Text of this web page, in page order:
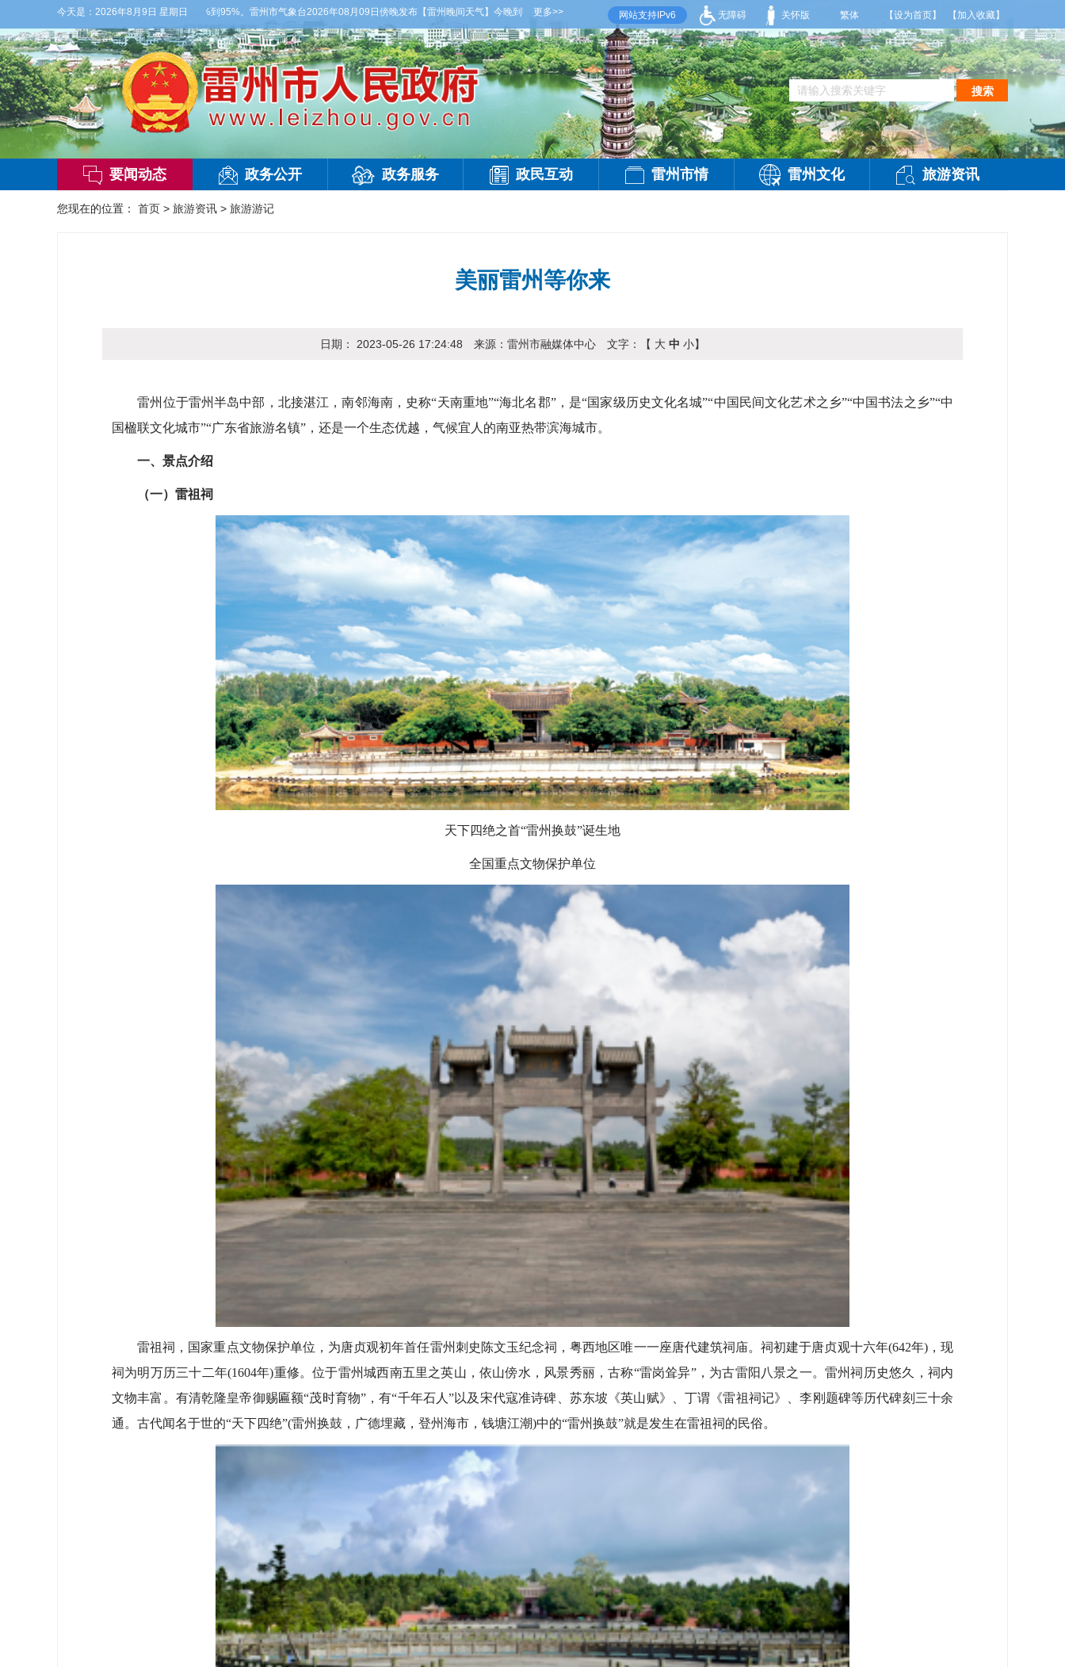
今天是： 2026年8月9日 星期日
风3级，气温27到36度，相对湿度55%到95%。雷州市气象台2026年08月09日傍晚发布【雷州晚间天气】今晚到明天白天，多云间晴，有雷阵雨，偏西风3级，气温27到36度，相对湿度55%到95%。雷州市气象台2026年08月09日傍晚发布
更多>> 网站支持IPv6 无障碍 关怀版 繁体 【设为首页】 【加入收藏】
搜索
要闻动态 政务公开 政务服务 政民互动 雷州市情 雷州文化 旅游资讯
您现在的位置： 首页 > 旅游资讯 > 旅游游记
美丽雷州等你来
日期： 2023-05-26 17:24:48 来源： 雷州市融媒体中心 文字：【 大 中 小】
雷州位于雷州半岛中部，北接湛江，南邻海南，史称“天南重地”“海北名郡”，是“国家级历史文化名城”“中国民间文化艺术之乡”“中国书法之乡”“中
国楹联文化城市”“广东省旅游名镇”，还是一个生态优越，气候宜人的南亚热带滨海城市。
一、景点介绍
（一）雷祖祠
天下四绝之首“雷州换鼓”诞生地
全国重点文物保护单位
雷祖祠，国家重点文物保护单位，为唐贞观初年首任雷州刺史陈文玉纪念祠，粤西地区唯一一座唐代建筑祠庙。祠初建于唐贞观十六年(642年)，现
祠为明万历三十二年(1604年)重修。位于雷州城西南五里之英山，依山傍水，风景秀丽，古称“雷岗耸异”，为古雷阳八景之一。雷州祠历史悠久，祠内
文物丰富。有清乾隆皇帝御赐匾额“茂时育物”，有“千年石人”以及宋代寇准诗碑、苏东坡《英山赋》、丁谓《雷祖祠记》、李刚题碑等历代碑刻三十余
通。古代闻名于世的“天下四绝”(雷州换鼓，广德埋藏，登州海市，钱塘江潮)中的“雷州换鼓”就是发生在雷祖祠的民俗。